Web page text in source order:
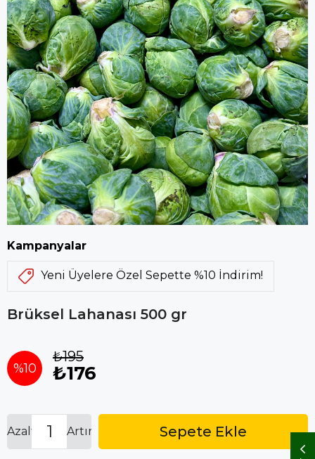
Kampanyalar
Yeni Üyelere Özel Sepette %10 İndirim!
Brüksel Lahanası 500 gr
%10
₺195
₺176
Artır
Azalt